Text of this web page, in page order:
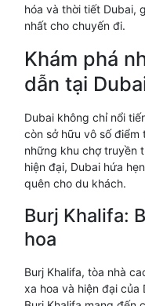
hóa và thời tiết Dubai,
nhất cho chuyến đi.
Khám phá
dẫn tại
Dubai không chỉ nổi
còn sở hữu vô số
những khu chợ truyền
hiện đại, Dubai hứa
quên cho du khách.
Burj Khalifa:
hoa
Burj Khalifa, tòa nhà
xa hoa và hiện đại của